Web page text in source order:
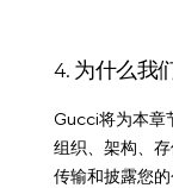
4. 为什么我
Gucci将为本章
组织、架构、
传输和披露您